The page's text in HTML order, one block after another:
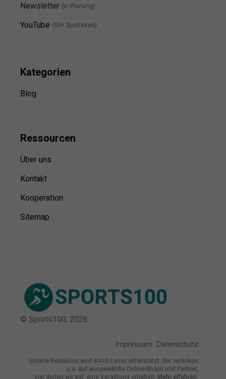
Newsletter (in Planung)
YouTube (50+ Sportarten)
Kategorien
Blog
Ressourcen
Über uns
Kontakt
Kooperation
Sitemap
© Sports100, 2026
Impressum Datenschutz
Unsere Redaktion wird durch Leser unterstützt. Wir verlinken
u.a. auf ausgewählte Online-Shops und Partner,
von denen wir ggf. eine Vergütung erhalten. Mehr erfahren.